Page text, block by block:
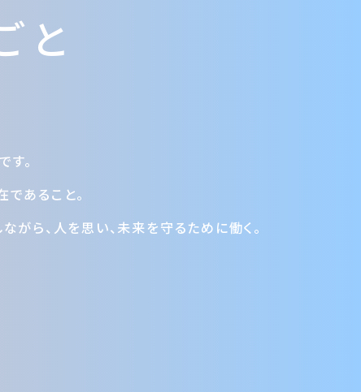
と
。
あること。
がら、人を思い、未来を守るために働く。